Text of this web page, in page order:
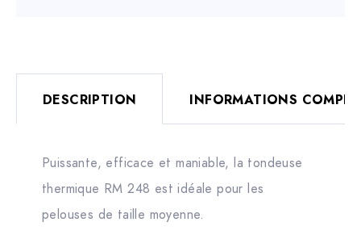
DESCRIPTION INFORMATIONS
Puissante, efficace et maniable, la tondeuse
thermique RM 248 est idéale pour les
pelouses de taille moyenne.